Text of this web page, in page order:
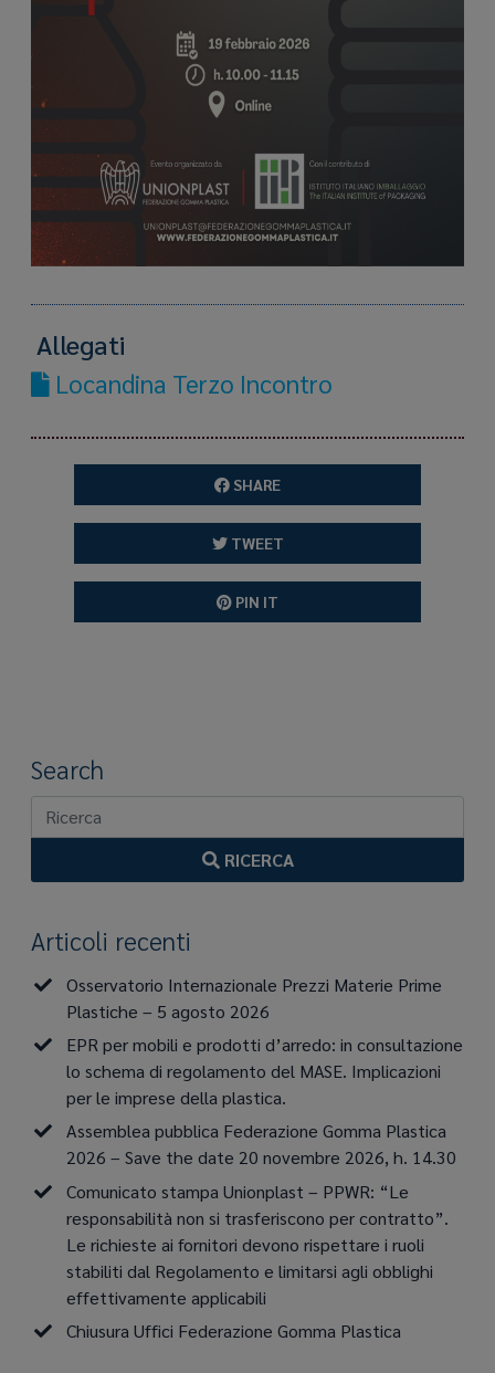
Allegati
Locandina Terzo Incontro
SHARE
TWEET
PIN IT
Search
RICERCA
Articoli recenti
Osservatorio Internazionale Prezzi Materie Prime
Plastiche – 5 agosto 2026
EPR per mobili e prodotti d’arredo: in consultazione
lo schema di regolamento del MASE. Implicazioni
per le imprese della plastica.
Assemblea pubblica Federazione Gomma Plastica
2026 – Save the date 20 novembre 2026, h. 14.30
Comunicato stampa Unionplast – PPWR: “Le
responsabilità non si trasferiscono per contratto”.
Le richieste ai fornitori devono rispettare i ruoli
stabiliti dal Regolamento e limitarsi agli obblighi
effettivamente applicabili
Chiusura Uffici Federazione Gomma Plastica